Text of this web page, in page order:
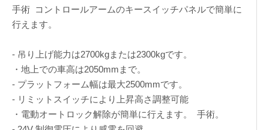
手術 コントロールアームのキースイッチパネルで簡単に
行えます。
- 吊り上げ能力は2700kgまたは2300kgです。
・地上での車高は2050mmまで。
- プラットフォーム幅は最大2500mmです。
- リミットスイッチにより上昇高さ調整可能
・電動オートロック解除が簡単に行えます。 手術。